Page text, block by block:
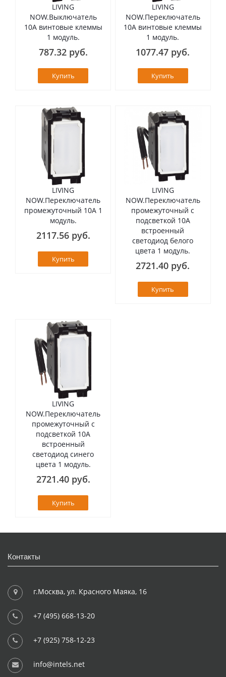
LIVING
NOW.Выключатель
10А винтовые клеммы
1 модуль.
787.32 руб.
Купить
LIVING
NOW.Переключатель
10А винтовые клеммы
1 модуль.
1077.47 руб.
Купить
LIVING
NOW.Переключатель
промежуточный 10А 1
модуль.
2117.56 руб.
Купить
LIVING
NOW.Переключатель
промежуточный с
подсветкой 10А
встроенный
светодиод белого
цвета 1 модуль.
2721.40 руб.
Купить
LIVING
NOW.Переключатель
промежуточный с
подсветкой 10А
встроенный
светодиод синего
цвета 1 модуль.
2721.40 руб.
Купить
Контакты
г.Москва, ул. Красного Маяка, 16
+7 (495) 668-13-20
+7 (925) 758-12-23
info@intels.net